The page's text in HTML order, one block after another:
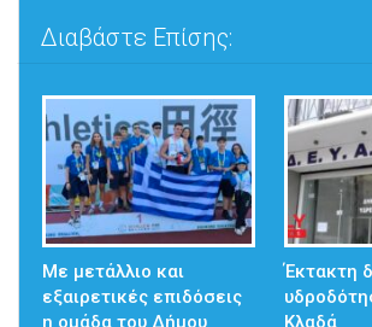
Διαβάστε Επίσης:
Με μετάλλιο και
εξαιρετικές επιδόσεις
η ομάδα του Δήμου
Έκτακτη
Κλαδά